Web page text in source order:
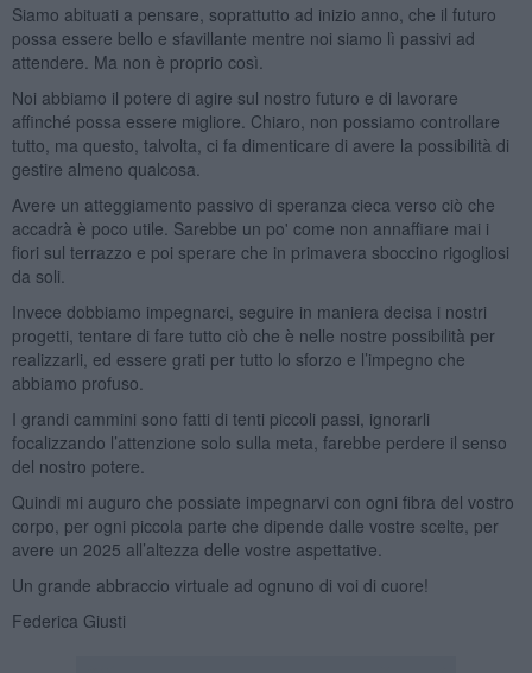
Siamo abituati a pensare, soprattutto ad inizio anno, che il futuro
possa essere bello e sfavillante mentre noi siamo lì passivi ad
attendere. Ma non è proprio così.
Noi abbiamo il potere di agire sul nostro futuro e di lavorare
affinché possa essere migliore. Chiaro, non possiamo controllare
tutto, ma questo, talvolta, ci fa dimenticare di avere la possibilità di
gestire almeno qualcosa.
Avere un atteggiamento passivo di speranza cieca verso ciò che
accadrà è poco utile. Sarebbe un po' come non annaffiare mai i
fiori sul terrazzo e poi sperare che in primavera sboccino rigogliosi
da soli.
Invece dobbiamo impegnarci, seguire in maniera decisa i nostri
progetti, tentare di fare tutto ciò che è nelle nostre possibilità per
realizzarli, ed essere grati per tutto lo sforzo e l’impegno che
abbiamo profuso.
I grandi cammini sono fatti di tenti piccoli passi, ignorarli
focalizzando l’attenzione solo sulla meta, farebbe perdere il senso
del nostro potere.
Quindi mi auguro che possiate impegnarvi con ogni fibra del vostro
corpo, per ogni piccola parte che dipende dalle vostre scelte, per
avere un 2025 all’altezza delle vostre aspettative.
Un grande abbraccio virtuale ad ognuno di voi di cuore!
Federica Giusti